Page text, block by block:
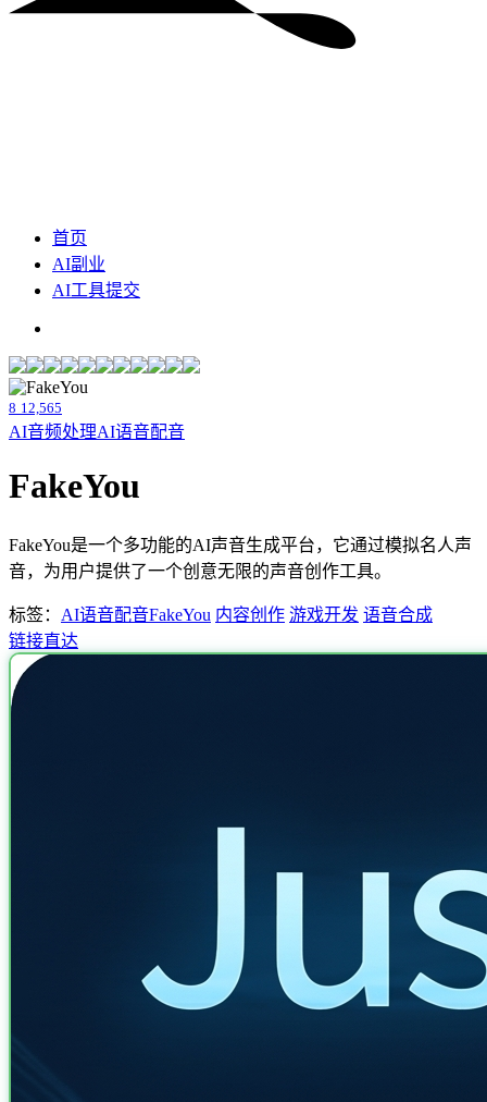
首页
AI副业
AI工具提交
8 12,565
AI音频处理AI语音配音
FakeYou
FakeYou是一个多功能的AI声音生成平台，它通过模拟名人声
音，为用户提供了一个创意无限的声音创作工具。
标签： AI语音配音FakeYou 内容创作 游戏开发 语音合成
链接直达